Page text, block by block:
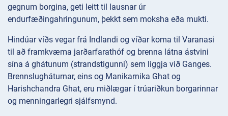
gegnum borgina, geti leitt til lausnar úr
endurfæðingahringunum, þekkt sem moksha eða mukti.
Hindúar víðs vegar frá Indlandi og víðar koma til Varanasi
til að framkvæma jarðarfarathóf og brenna látna ástvini
sína á ghátunum (strandstigunni) sem liggja við Ganges.
Brennslugháturnar, eins og Manikarnika Ghat og
Harishchandra Ghat, eru miðlægar í trúariðkun borgarinnar
og menningarlegri sjálfsmynd.